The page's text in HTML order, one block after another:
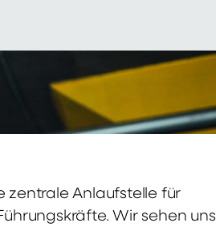
zentrale Anlaufstelle für
Wir sehen uns